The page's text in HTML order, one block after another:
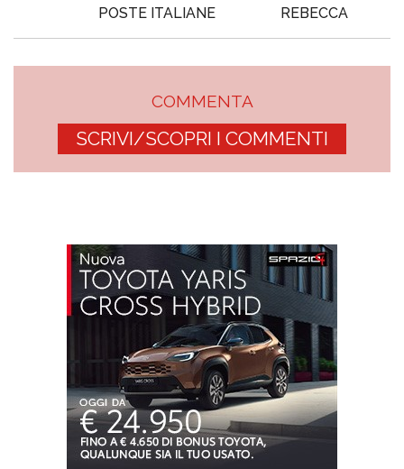
POSTE ITALIANE
REBECCA
COMMENTA
SCRIVI/SCOPRI I COMMENTI